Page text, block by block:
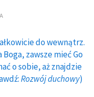
do wewnątrz.
zawsze mieć Go
o sobie, aż znajdzie
Rozwój duchowy)